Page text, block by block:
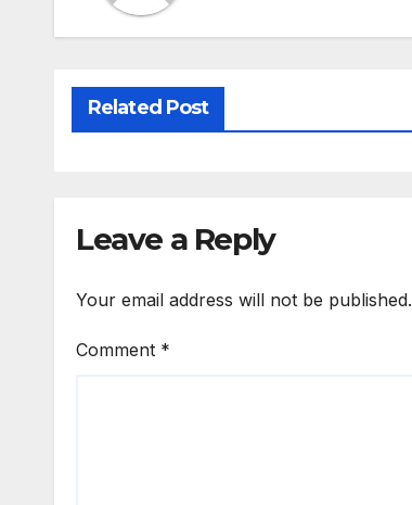
Related Post
Leave a Reply
Your email address will not be published.
Comment *